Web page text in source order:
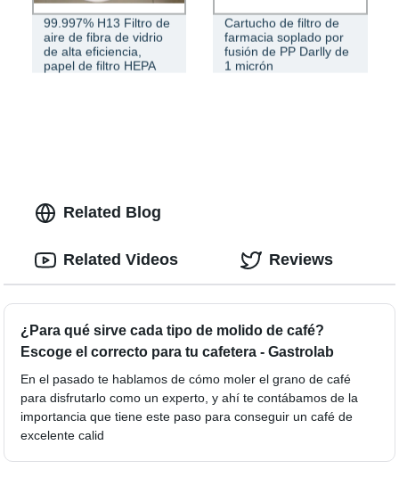
99.997% H13 Filtro de
aire de fibra de vidrio
de alta eficiencia,
papel de filtro HEPA
Cartucho de filtro de
farmacia soplado por
fusión de PP Darlly de
1 micrón
Related Blog
¿Para qué sirve cada tipo de molido de café?
Escoge el correcto para tu cafetera - Gastrolab
En el pasado te hablamos de cómo moler el grano de café
para disfrutarlo como un experto, y ahí te contábamos de la
importancia que tiene este paso para conseguir un café de
excelente calid
Related Videos Reviews